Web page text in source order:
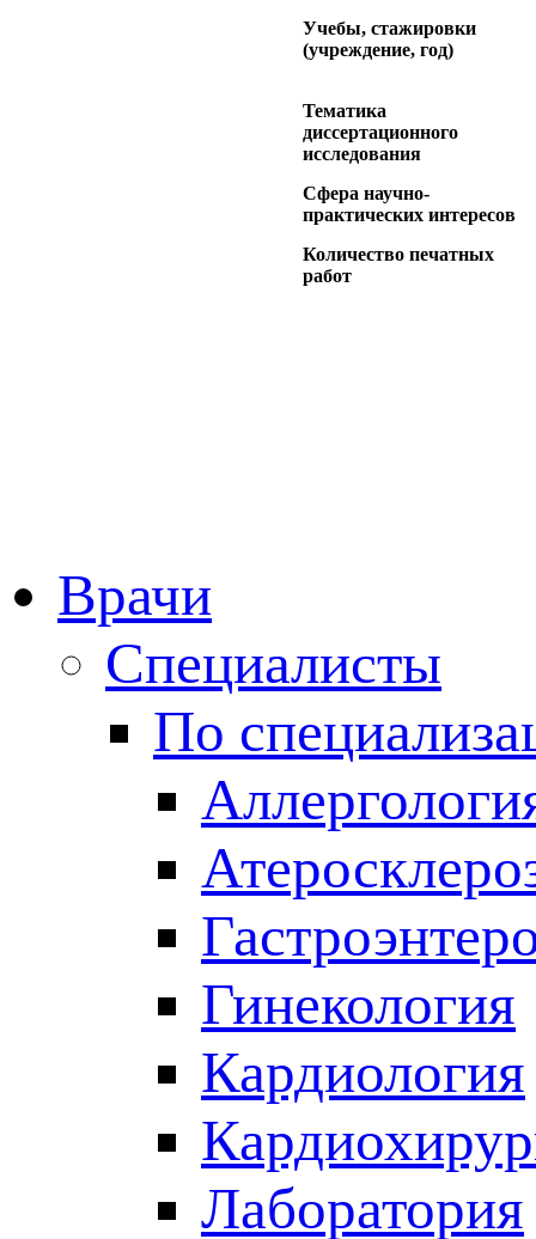
Учебы, стажировки
(учреждение, год)
Тематика
диссертационного
исследования
Сфера научно-
практических интересов
Количество печатных
работ
Врачи
Специалисты
По
Гинекология
Кардиология
Лаборатория